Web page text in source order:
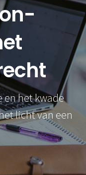
en het kwade
licht van een